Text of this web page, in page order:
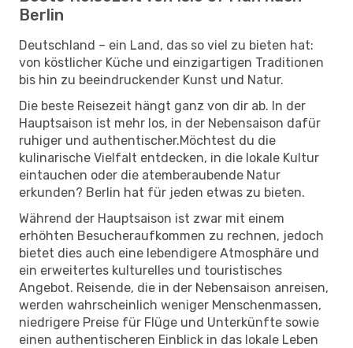
Berlin
Deutschland – ein Land, das so viel zu bieten hat:
von köstlicher Küche und einzigartigen Traditionen
bis hin zu beeindruckender Kunst und Natur.
Die beste Reisezeit hängt ganz von dir ab. In der
Hauptsaison ist mehr los, in der Nebensaison dafür
ruhiger und authentischer.Möchtest du die
kulinarische Vielfalt entdecken, in die lokale Kultur
eintauchen oder die atemberaubende Natur
erkunden? Berlin hat für jeden etwas zu bieten.
Während der Hauptsaison ist zwar mit einem
erhöhten Besucheraufkommen zu rechnen, jedoch
bietet dies auch eine lebendigere Atmosphäre und
ein erweitertes kulturelles und touristisches
Angebot. Reisende, die in der Nebensaison anreisen,
werden wahrscheinlich weniger Menschenmassen,
niedrigere Preise für Flüge und Unterkünfte sowie
einen authentischeren Einblick in das lokale Leben